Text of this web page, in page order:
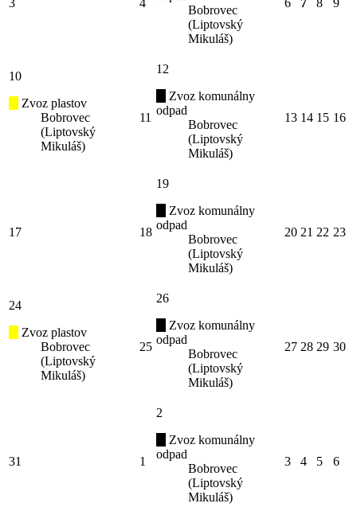
3 4
Bobrovec
(Liptovský
Mikuláš)
6 7 8 9
10
Zvoz plastov
Bobrovec
(Liptovský
Mikuláš)
11
12
Zvoz komunálny
odpad
Bobrovec
(Liptovský
Mikuláš)
13 14 15 16
17 18
19
Zvoz komunálny
odpad
Bobrovec
(Liptovský
Mikuláš)
20 21 22 23
24
Zvoz plastov
Bobrovec
(Liptovský
Mikuláš)
25
26
Zvoz komunálny
odpad
Bobrovec
(Liptovský
Mikuláš)
27 28 29 30
31 1
2
Zvoz komunálny
odpad
Bobrovec
(Liptovský
Mikuláš)
3 4 5 6